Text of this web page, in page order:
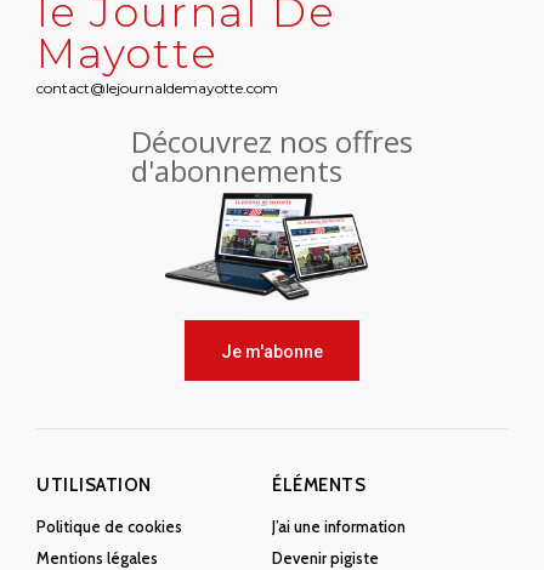
le Journal De
Mayotte
contact@lejournaldemayotte.com
Découvrez nos offres
d'abonnements
Je m'abonne
UTILISATION
Politique de cookies
Mentions légales
ÉLÉMENTS
J’ai une information
Devenir pigiste